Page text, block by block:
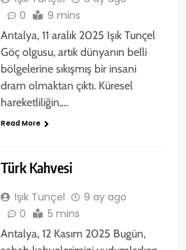
0
9 mins
Antalya, 11 aralık 2025 Işık Tunçel
Göç olgusu, artık dünyanın belli
bölgelerine sıkışmış bir insani
dram olmaktan çıktı. Küresel
hareketliliğin,…
Read More
Türk Kahvesi
Işık Tunçel
9 ay ago
0
5 mins
Antalya, 12 Kasım 2025 Bugün,